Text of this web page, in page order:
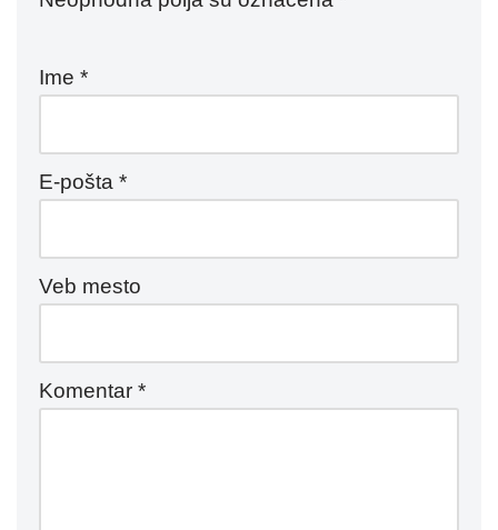
Ime *
E-pošta *
Veb mesto
Komentar *